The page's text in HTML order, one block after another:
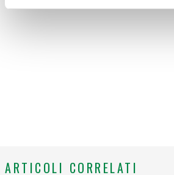
ARTICOLI CORRELATI